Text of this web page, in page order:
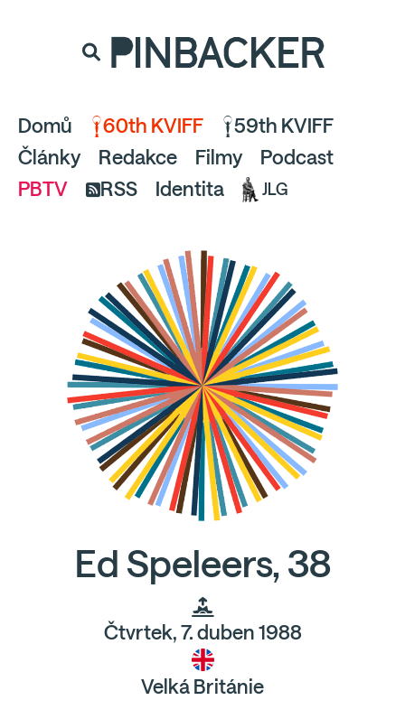
a pusťte se do čtení.
PINBACKER
Domů 60th KVIFF
59th KVIFF
Články
Redakce Filmy
Podcast
PBTV
RSS Identita JLG
Ed Speleers, 38
Čtvrtek, 7. duben 1988
Velká Británie